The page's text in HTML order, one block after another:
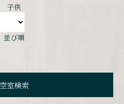
子供
並び順